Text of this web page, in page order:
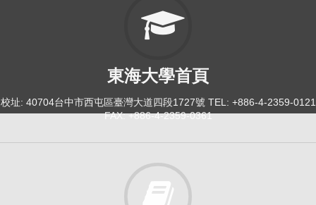
東海大學首頁
校址: 40704台中市西屯區臺灣大道四段1727號 TEL: +886-4-2359-0121
FAX: +886-4-2359-0361